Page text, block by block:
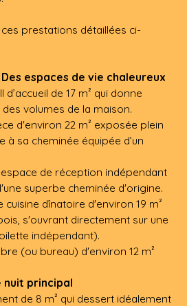
prestations détaillées ci-
Des espaces de vie chaleureux
d’accueil de 17 m² qui donne
volumes de la maison.
d'environ 22 m² exposée plein
à sa cheminée équipée d’un
de réception indépendant
superbe cheminée d'origine.
cuisine dînatoire d'environ 19 m²
s'ouvrant directement sur une
indépendant).
(ou bureau) d'environ 12 m²
nuit principal
de 8 m² qui dessert idéalement